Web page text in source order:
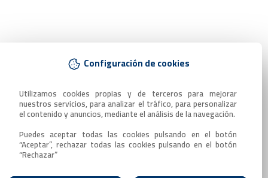
Configuración de cookies
Utilizamos cookies propias y de terceros para mejorar
nuestros servicios, para analizar el tráfico, para personalizar
el contenido y anuncios, mediante el análisis de la navegación.
Puedes aceptar todas las cookies pulsando en el botón
“Aceptar”, rechazar todas las cookies pulsando en el botón
“Rechazar”